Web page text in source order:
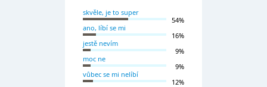
skvěle, je to super
54%
ano, líbí se mi
16%
jestě nevím
9%
moc ne
9%
vůbec se mi nelíbí
12%